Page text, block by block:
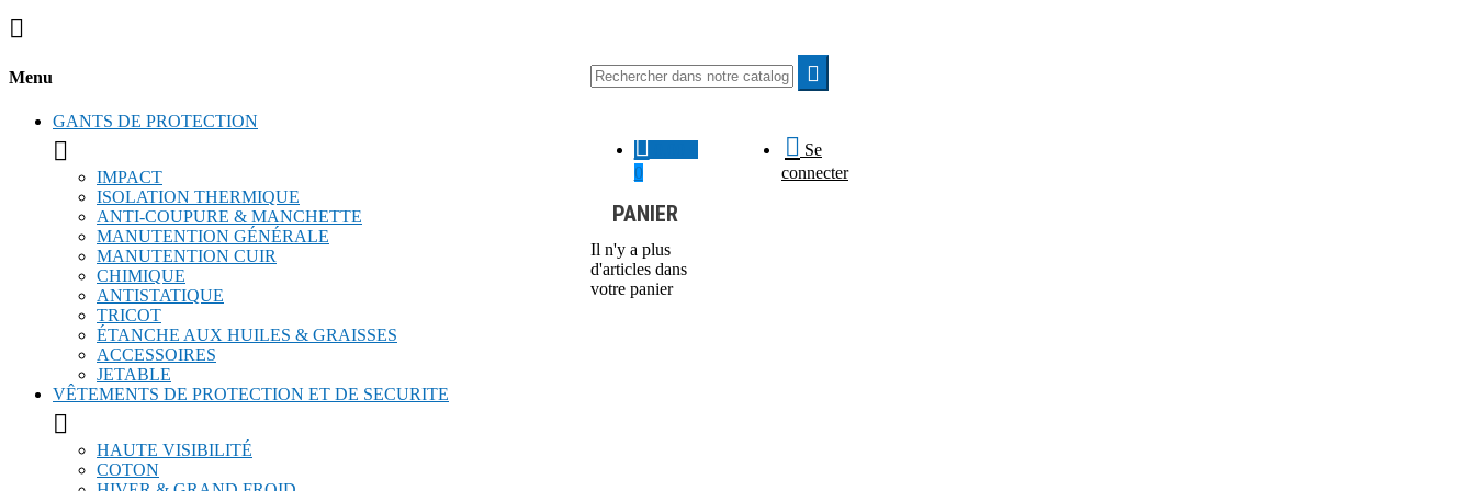

Menu
GANTS DE PROTECTION

IMPACT
ISOLATION THERMIQUE
ANTI-COUPURE & MANCHETTE
MANUTENTION GÉNÉRALE
MANUTENTION CUIR
CHIMIQUE
ANTISTATIQUE
TRICOT
ÉTANCHE AUX HUILES & GRAISSES
ACCESSOIRES
JETABLE
VÊTEMENTS DE PROTECTION ET DE SECURITE

HAUTE VISIBILITÉ
COTON

 Se
connecter

0
PANIER
Il n'y a plus
d'articles dans
votre panier